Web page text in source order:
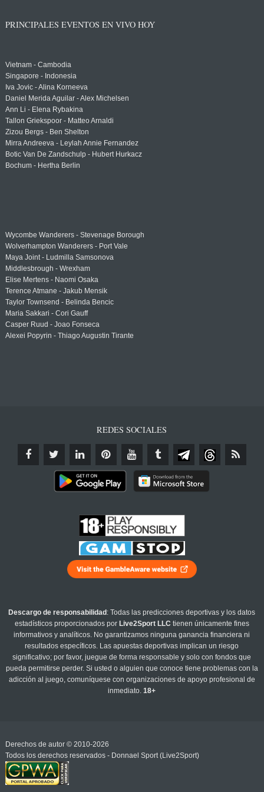
PRINCIPALES EVENTOS EN VIVO HOY
Vietnam - Cambodia
Singapore - Indonesia
Iva Jovic - Alina Korneeva
Daniel Merida Aguilar - Alex Michelsen
Ann Li - Elena Rybakina
Tallon Griekspoor - Matteo Arnaldi
Zizou Bergs - Ben Shelton
Mirra Andreeva - Leylah Annie Fernandez
Botic Van De Zandschulp - Hubert Hurkacz
Bochum - Hertha Berlin
Wycombe Wanderers - Stevenage Borough
Wolverhampton Wanderers - Port Vale
Maya Joint - Ludmilla Samsonova
Middlesbrough - Wrexham
Elise Mertens - Naomi Osaka
Terence Atmane - Jakub Mensik
Taylor Townsend - Belinda Bencic
Maria Sakkari - Cori Gauff
Casper Ruud - Joao Fonseca
Alexei Popyrin - Thiago Augustin Tirante
REDES SOCIALES
Descargo de responsabilidad : Todas las predicciones deportivas y los datos
estadísticos proporcionados por Live2Sport LLC tienen únicamente fines
informativos y analíticos. No garantizamos ninguna ganancia financiera ni
resultados específicos. Las apuestas deportivas implican un riesgo
significativo; por favor, juegue de forma responsable y solo con fondos que
pueda permitirse perder. Si usted o alguien que conoce tiene problemas con la
adicción al juego, comuníquese con organizaciones de apoyo profesional de
inmediato.18+
Derechos de autor © 2010-2026
Todos los derechos reservados - Donnael Sport (Live2Sport)